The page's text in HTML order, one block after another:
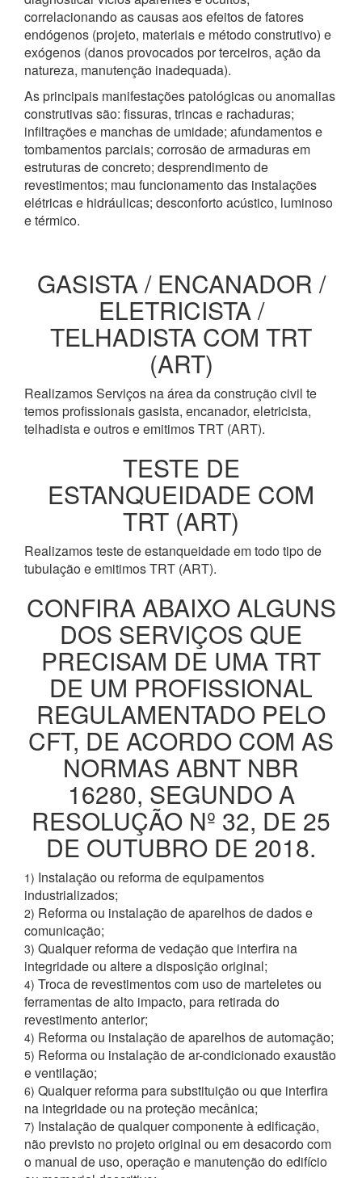
correlacionando as causas aos efeitos de fatores
endógenos (projeto, materiais e método construtivo) e
exógenos (danos provocados por terceiros, ação da
natureza, manutenção inadequada).
As principais manifestações patológicas ou anomalias
construtivas são: fissuras, trincas e rachaduras;
infiltrações e manchas de umidade; afundamentos e
tombamentos parciais; corrosão de armaduras em
estruturas de concreto; desprendimento de
revestimentos; mau funcionamento das instalações
elétricas e hidráulicas; desconforto acústico, luminoso
e térmico.
GASISTA / ENCANADOR /
ELETRICISTA /
TELHADISTA COM TRT
(ART)
Realizamos Serviços na área da construção civil te
temos profissionais gasista, encanador, eletricista,
telhadista e outros e emitimos TRT (ART).
TESTE DE
ESTANQUEIDADE COM
TRT (ART)
Realizamos teste de estanqueidade em todo tipo de
tubulação e emitimos TRT (ART).
CONFIRA ABAIXO ALGUNS
DOS SERVIÇOS QUE
PRECISAM DE UMA TRT
DE UM PROFISSIONAL
REGULAMENTADO PELO
CFT, DE ACORDO COM AS
NORMAS ABNT NBR
16280, SEGUNDO A
RESOLUÇÃO Nº 32, DE 25
DE OUTUBRO DE 2018.
1) Instalação ou reforma de equipamentos
industrializados;
2) Reforma ou instalação de aparelhos de dados e
comunicação;
3) Qualquer reforma de vedação que interfira na
integridade ou altere a disposição original;
4) Troca de revestimentos com uso de marteletes ou
ferramentas de alto impacto, para retirada do
revestimento anterior;
4) Reforma ou instalação de aparelhos de automação;
5) Reforma ou instalação de ar-condicionado exaustão
e ventilação;
6) Qualquer reforma para substituição ou que interfira
na integridade ou na proteção mecânica;
7) Instalação de qualquer componente à edificação,
não previsto no projeto original ou em desacordo com
o manual de uso, operação e manutenção do edifício